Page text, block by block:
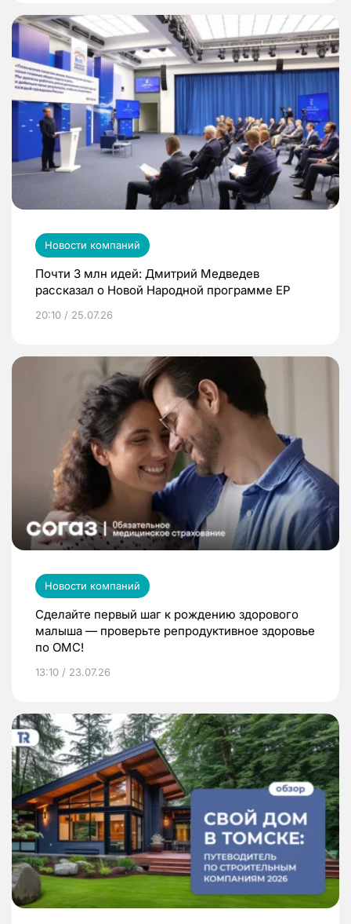
Новости компаний
Почти 3 млн идей: Дмитрий Медведев
рассказал о Новой Народной программе ЕР
20:10 / 25.07.26
Новости компаний
Сделайте первый шаг к рождению здорового
малыша — проверьте репродуктивное здоровье
по ОМС!
13:10 / 23.07.26